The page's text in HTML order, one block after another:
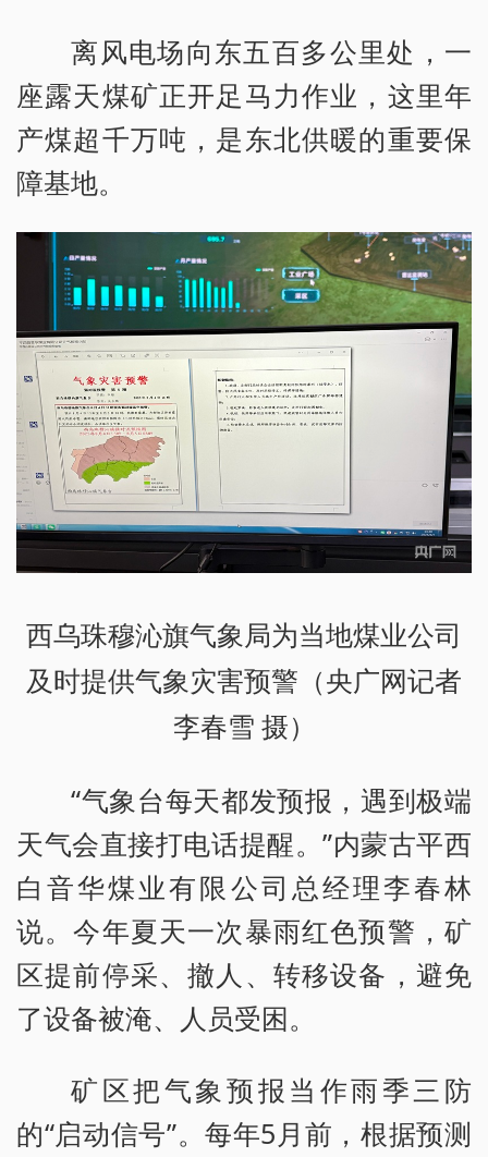
离风电场向东五百多公里处，一
座露天煤矿正开足马力作业，这里年
产煤超千万吨，是东北供暖的重要保
障基地。
西乌珠穆沁旗气象局为当地煤业公司
及时提供气象灾害预警（央广网记者
李春雪 摄）
“气象台每天都发预报，遇到极端
天气会直接打电话提醒。”内蒙古平西
白音华煤业有限公司总经理李春林
说。今年夏天一次暴雨红色预警，矿
区提前停采、撤人、转移设备，避免
了设备被淹、人员受困。
矿区把气象预报当作雨季三防
的“启动信号”。每年5月前，根据预测